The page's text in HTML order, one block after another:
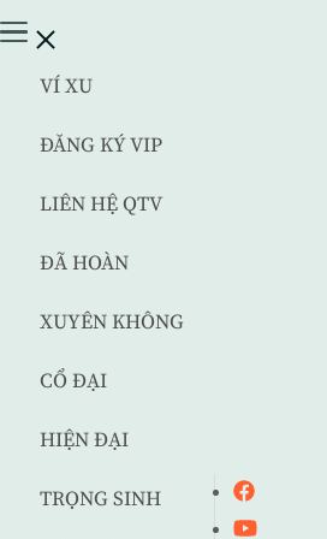
VÍ XU
ĐĂNG KÝ VIP
LIÊN HỆ QTV
ĐÃ HOÀN
XUYÊN KHÔNG
CỔ ĐẠI
HIỆN ĐẠI
TRỌNG SINH